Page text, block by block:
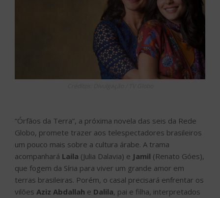
“Órfãos da Terra”, a próxima novela das seis da Rede
Globo, promete trazer aos telespectadores brasileiros
um pouco mais sobre a cultura árabe. A trama
acompanhará Laila (Julia Dalavia) e Jamil (Renato Góes),
que fogem da Síria para viver um grande amor em
terras brasileiras. Porém, o casal precisará enfrentar os
vilões Aziz Abdallah e Dalila, pai e filha, interpretados